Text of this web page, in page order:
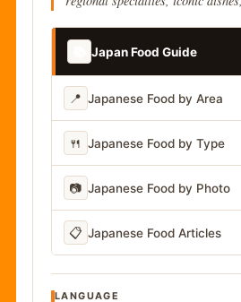
Japan Food Guide
📍 Japanese Food by Area
🍴 Japanese Food by Type
📷 Japanese Food by Photo
📋 Japanese Food Articles
LANGUAGE